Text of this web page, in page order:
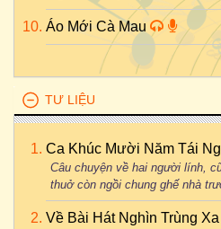
Áo Mới Cà Mau
TƯ LIỆU
Ca Khúc Mười Năm Tái
Câu chuyện về hai người lính,
thuở còn ngồi chung ghế nhà
Về Bài Hát Nghìn Trùng